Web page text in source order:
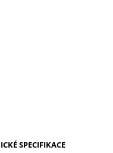
SPECIFIKACE